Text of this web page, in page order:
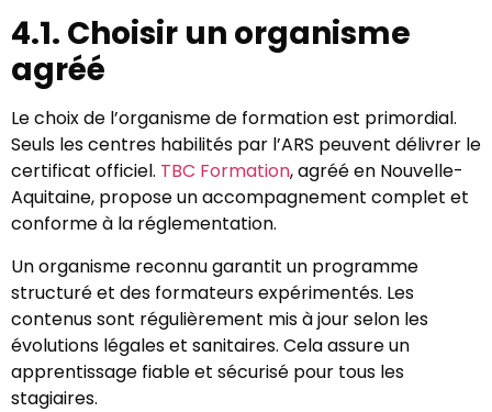
4.1. Choisir un organisme
agréé
Le choix de l’organisme de formation est primordial.
Seuls les centres habilités par l’ARS peuvent délivrer le
certificat officiel. TBC Formation, agréé en Nouvelle-
Aquitaine, propose un accompagnement complet et
conforme à la réglementation.
Un organisme reconnu garantit un programme
structuré et des formateurs expérimentés. Les
contenus sont régulièrement mis à jour selon les
évolutions légales et sanitaires. Cela assure un
apprentissage fiable et sécurisé pour tous les
stagiaires.